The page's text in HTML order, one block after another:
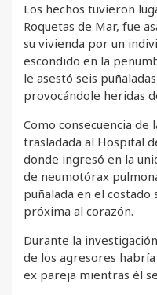
Los hechos tuvieron
Roquetas de Mar, fue
su vivienda por un
escondido en la
le asestó seis
provocándole heridas
Como consecuencia de
trasladada al Hospital
donde ingresó en la
de neumotórax
puñalada en el
próxima al corazón.
Durante la
de los agresores
ex pareja mientras él